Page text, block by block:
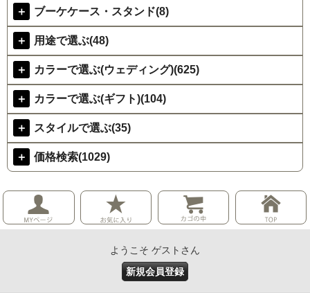
＋ ブーケケース・スタンド(8)
＋ 用途で選ぶ(48)
＋ カラーで選ぶ(ウェディング)(625)
＋ カラーで選ぶ(ギフト)(104)
＋ スタイルで選ぶ(35)
＋ 価格検索(1029)
ようこそ ゲストさん
新規会員登録